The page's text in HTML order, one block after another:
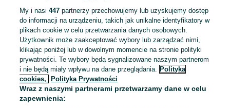
To ogłoszenie nie jest już dostępne
My i nasi447 partnerzy przechowujemy lub uzyskujemy dostęp
do informacji na urządzeniu, takich jak unikalne identyfikatory w
plikach cookie w celu przetwarzania danych osobowych.
Użytkownik może zaakceptować wybory lub zarządzać nimi,
klikając poniżej lub w dowolnym momencie na stronie polityki
prywatności. Te wybory będą sygnalizowane naszym partnerom
i nie będą miały wpływu na dane przeglądania. Polityka
cookies,
Polityka Prywatności
Wraz z naszymi partnerami przetwarzamy dane w celu
zapewnienia: